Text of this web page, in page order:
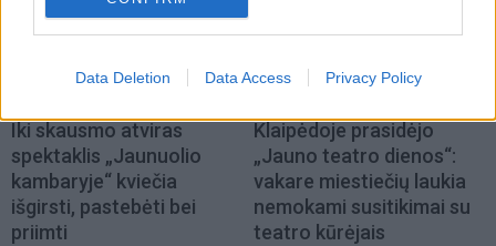
Data Deletion Data Access Privacy Policy
Iki skausmo atviras
spektaklis „Jaunuolio
kambaryje“ kviečia
išgirsti, pastebėti bei
priimti
Klaipėdoje prasidėjo
„Jauno teatro dienos“:
vakare miestiečių laukia
nemokami susitikimai su
teatro kūrėjais